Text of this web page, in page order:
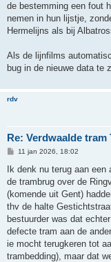
de bestemming een fout
nemen in hun lijstje,
Hermelijns als bij
Als de lijnfilms
bug in de nieuwe data te
rdv
Re: Verdwaalde tram
B
c
h
11 jan 2026, 18:02
Ik denk nu terug aan een
de trambrug over de
(komende uit Gent)
thv de halte
bestuurder was dat
defecte tram aan de
ie mocht terugkeren tot
trambedding), maar dat